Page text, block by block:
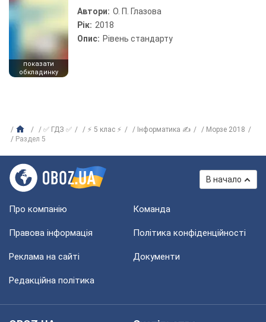
показати
обкладинку
Автори: О. П. Глазова
Рік: 2018
Опис: Рівень стандарту
✅ ГДЗ ✅ ⚡ 5 клас ⚡ Інформатика ✍
Морзе 2018
Раздел 5
В начало
Про компанію Команда
Правова інформація Політика конфіденційності
Реклама на сайті Документи
Редакційна політика